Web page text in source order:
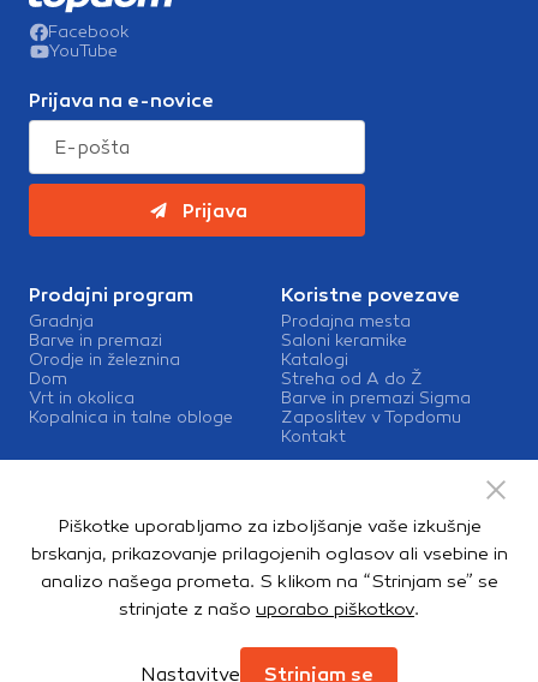
Facebook
YouTube
Prijava na e-novice
Prijava
Prodajni program
Gradnja
Barve in premazi
Orodje in železnina
Dom
Vrt in okolica
Kopalnica in talne obloge
Koristne povezave
Prodajna mesta
Saloni keramike
Katalogi
Streha od A do Ž
Barve in premazi Sigma
Zaposlitev v Topdomu
Kontakt
Mešalnice barv
Dostava
Zasebnost in piškotki
Piškotke uporabljamo za izboljšanje vaše izkušnje
brskanja, prikazovanje prilagojenih oglasov ali vsebine in
analizo našega prometa. S klikom na “Strinjam se” se
strinjate z našo uporabo piškotkov.
Nastavitve Strinjam se